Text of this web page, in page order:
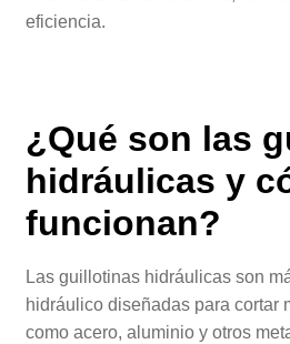
eficiencia.
¿Qué son las
hidráulicas y
funcionan?
Las guillotinas hidráulicas son
hidráulico diseñadas para cortar
como acero, aluminio y otros